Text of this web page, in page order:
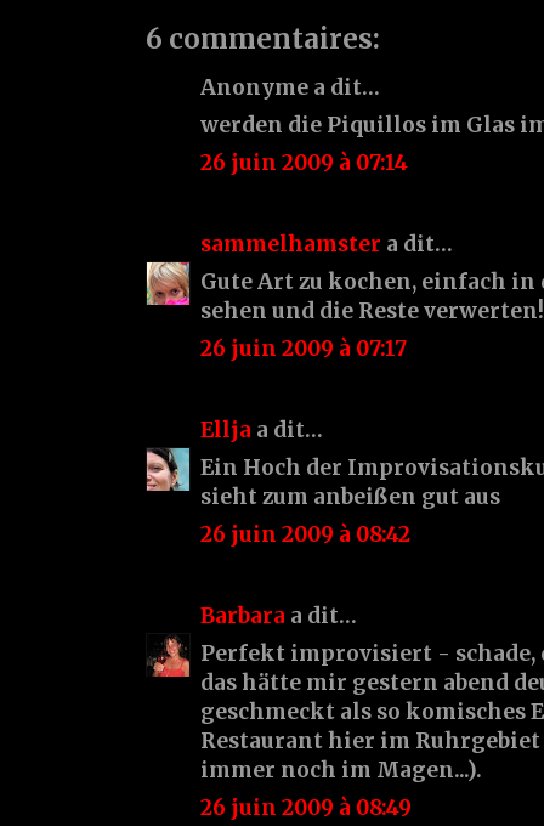
6 commentaires:
Anonyme a dit…
werden die Piquillos im Glas
26 juin 2009 à 07:14
sammelhamster a dit…
Gute Art zu kochen, einfach
sehen und die Reste
26 juin 2009 à 07:17
Ellja a dit…
Ein Hoch der
sieht zum anbeißen gut aus
26 juin 2009 à 08:42
Barbara a dit…
Perfekt improvisiert - schade,
das hätte mir gestern abend
geschmeckt als so komisches
Restaurant hier im
immer noch im Magen...).
26 juin 2009 à 08:49